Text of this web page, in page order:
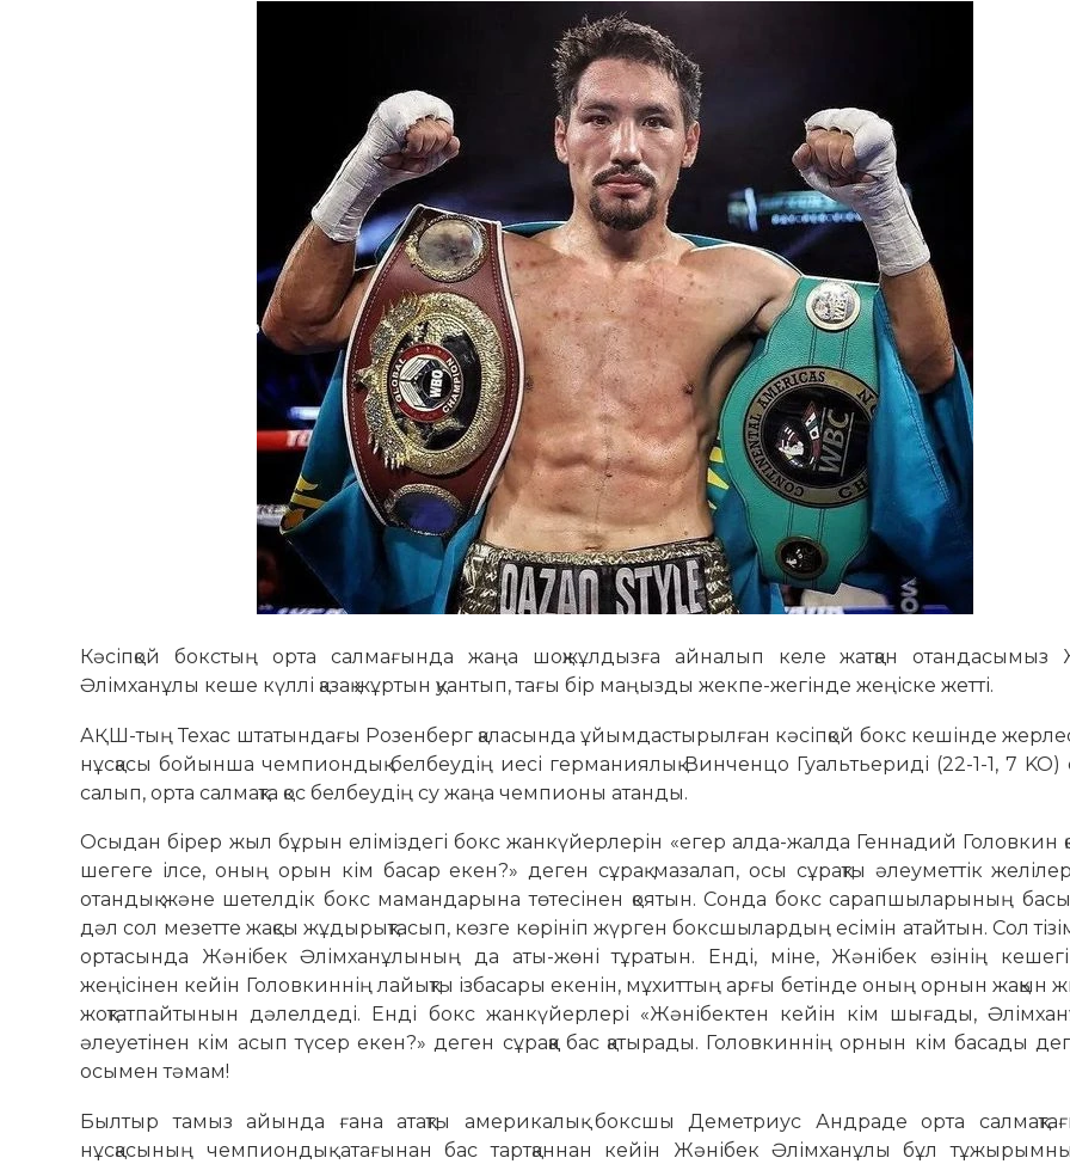
Кәсіпқой бокстың орта салмағында жаңа шоқжұлдызға айналып келе жатқан отандасымыз
Әлімханұлы кеше күллі қазақ жұртын қуантып, тағы бір маңызды жекпе-­жегінде жеңіске жетті.
АҚШ-тың Техас штатындағы Розенберг қаласында ұйымдас­ты­рылған кәсіпқой бокс ке­шін­де
нұсқасы бойынша чемпиондық белбеудің иесі германиялық Винченцо Гуаль­тьериді (22-1-1, 7 KO)
салып, орта салмақта қос белбеудің су жаңа чемпионы атанды.
Осыдан бірер жыл бұрын еліміздегі бокс жан­күйерлерін «егер алда-жалда Геннадий Головкин
шегеге ілсе, оның орын кім басар екен?» деген сұрақ мазалап, осы сұрақты әлеуметтік
отандық және шетелдік бокс мамандарына төтесінен қоятын. Сонда бокс сарапшыларының
дәл сол мезетте жақсы жұдырықтасып, көзге көрініп жүрген боксшылардың есімін атайтын. Сол
ортасында Жәнібек Әлімханұлының да аты-жөні тұратын. Енді, міне, Жәнібек өзінің
жеңісінен кейін Головкиннің лайықты ізбасары екенін, мұхиттың арғы бетінде оның орнын жақын
жоқтатпайтынын дәлелдеді. Енді бокс жанкүйерлері «Жәнібектен кейін кім шығады,
әлеуетінен кім асып түсер екен?» деген сұраққа бас қатырады. Головкиннің орнын кім басады
осымен тәмам!
Былтыр тамыз айында ғана атақты америкалық боксшы Деметриус Андраде орта
нұсқасының чемпиондық атағынан бас тартқаннан кейін Жәнібек Әлімханұлы бұл